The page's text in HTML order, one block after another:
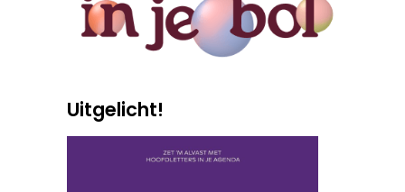
Uitgelicht!